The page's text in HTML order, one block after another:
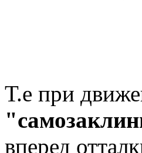
Т.е при
вперед